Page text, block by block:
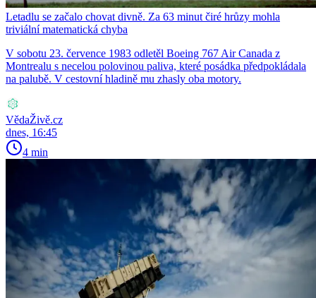
Letadlu se začalo chovat divně. Za 63 minut čiré hrůzy mohla
triviální matematická chyba
V sobotu 23. července 1983 odletěl Boeing 767 Air Canada z
Montrealu s necelou polovinou paliva, které posádka předpokládala
na palubě. V cestovní hladině mu zhasly oba motory.
VědaŽivě.cz
dnes, 16:45
4 min